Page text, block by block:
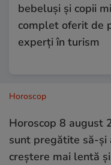
bebeluși și copii
complet oferit de
experți în turism
Horoscop
Horoscop 8 august
sunt pregătite să-și
creștere mai lentă